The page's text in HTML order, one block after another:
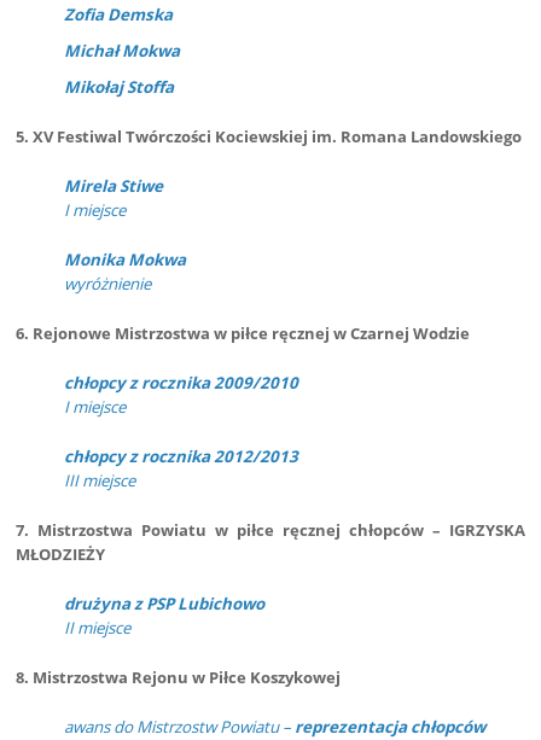
Zofia Demska
Michał Mokwa
Mikołaj Stoffa
5. XV Festiwal Twórczości Kociewskiej im. Romana Landowskiego
Mirela Stiwe
I miejsce
Monika Mokwa
wyróżnienie
6. Rejonowe Mistrzostwa w piłce ręcznej w Czarnej Wodzie
chłopcy z rocznika 2009/2010
I miejsce
chłopcy z rocznika 2012/2013
III miejsce
7. Mistrzostwa Powiatu w piłce ręcznej chłopców – IGRZYSKA
MŁODZIEŻY
drużyna z PSP Lubichowo
II miejsce
8. Mistrzostwa Rejonu w Piłce Koszykowej
awans do Mistrzostw Powiatu – reprezentacja chłopców